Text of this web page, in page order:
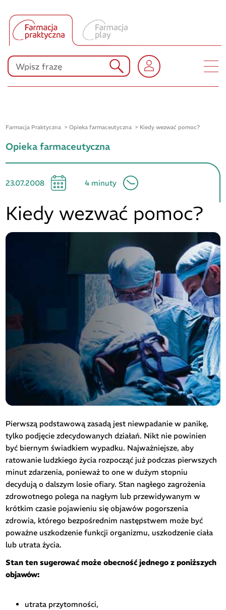
Produkty Polpharmy
KONKURSY
Farmacja Praktyczna Opieka farmaceutyczna Kiedy wezwać pomoc?
Opieka farmaceutyczna
23.07.2008 4 minuty
Kiedy wezwać pomoc?
Pierwszą podstawową zasadą jest niewpadanie w panikę,
tylko podjęcie zdecydowanych działań. Nikt nie powinien
być biernym świadkiem wypadku. Najważniejsze, aby
ratowanie ludzkiego życia rozpocząć już podczas pierwszych
minut zdarzenia, ponieważ to one w dużym stopniu
decydują o dalszym losie ofiary. Stan nagłego zagrożenia
zdrowotnego polega na nagłym lub przewidywanym w
krótkim czasie pojawieniu się objawów pogorszenia
zdrowia, którego bezpośrednim następstwem może być
poważne uszkodzenie funkcji organizmu, uszkodzenie ciała
lub utrata życia.
Stan ten sugerować może obecność jednego z poniższych
objawów:
utrata przytomności,